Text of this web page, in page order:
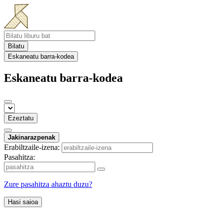
Bilatu
Eskaneatu barra-kodea
Eskaneatu barra-kodea
Ezeztatu
Jakinarazpenak
Erabiltzaile-izena:
Pasahitza:
Zure pasahitza ahaztu duzu?
Hasi saioa